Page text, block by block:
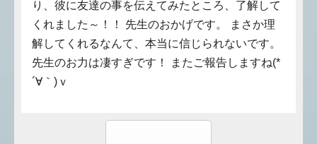
り、彼に友達の事を伝えてみたところ、了解して
くれました～！！ 先生のおかげです。 まさか理
解してくれるなんて、本当に信じられないです。
先生のお力は凄すぎです！ またご報告しますね(*
´∀｀)ｖ